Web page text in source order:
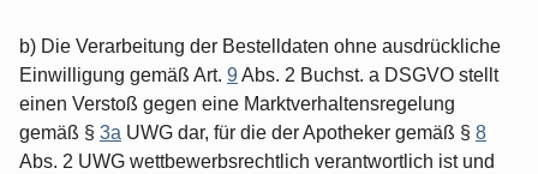
b) Die Verarbeitung der Bestelldaten ohne ausdrückliche
Einwilligung gemäß Art. 9Abs. 2 Buchst. a DSGVO stellt
einen Verstoß gegen eine Marktverhaltensregelung
gemäß § 3a UWG dar, für die der Apotheker gemäß § 8
Abs. 2 UWG wettbewerbsrechtlich verantwortlich ist und